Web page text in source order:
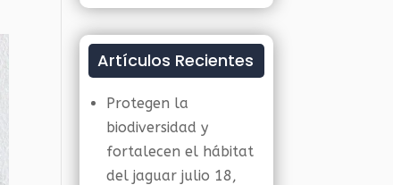
Artículos Recientes
Protegen la
biodiversidad y
fortalecen el hábitat
del jaguar julio 18,